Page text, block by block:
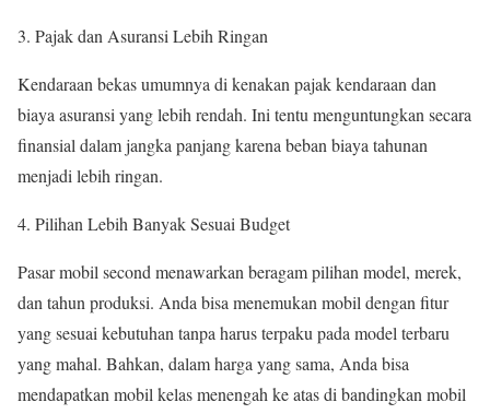
Pajak dan Asuransi Lebih Ringan
Kendaraan bekas umumnya di kenakan pajak kendaraan dan
biaya asuransi yang lebih rendah. Ini tentu menguntungkan secara
finansial dalam jangka panjang karena beban biaya tahunan
menjadi lebih ringan.
Pilihan Lebih Banyak Sesuai Budget
Pasar mobil second menawarkan beragam pilihan model, merek,
dan tahun produksi. Anda bisa menemukan mobil dengan fitur
yang sesuai kebutuhan tanpa harus terpaku pada model terbaru
yang mahal. Bahkan, dalam harga yang sama, Anda bisa
mendapatkan mobil kelas menengah ke atas di bandingkan mobil